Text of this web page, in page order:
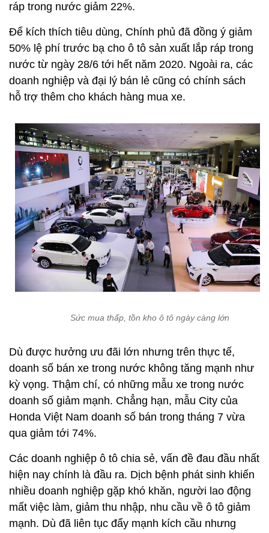
ráp trong nước giảm 22%.
Để kích thích tiêu dùng, Chính phủ đã đồng ý giảm
50% lệ phí trước bạ cho ô tô sản xuất lắp ráp trong
nước từ ngày 28/6 tới hết năm 2020. Ngoài ra, các
doanh nghiệp và đại lý bán lẻ cũng có chính sách
hỗ trợ thêm cho khách hàng mua xe.
Sức mua thấp, tồn kho ô tô ngày càng lớn
Dù được hưởng ưu đãi lớn nhưng trên thực tế,
doanh số bán xe trong nước không tăng mạnh như
kỳ vọng. Thậm chí, có những mẫu xe trong nước
doanh số giảm mạnh. Chẳng hạn, mẫu City của
Honda Việt Nam doanh số bán trong tháng 7 vừa
qua giảm tới 74%.
Các doanh nghiệp ô tô chia sẻ, vấn đề đau đầu nhất
hiện nay chính là đầu ra. Dịch bệnh phát sinh khiến
nhiều doanh nghiệp gặp khó khăn, người lao động
mất việc làm, giảm thu nhập, nhu cầu về ô tô giảm
mạnh. Dù đã liên tục đẩy mạnh kích cầu nhưng